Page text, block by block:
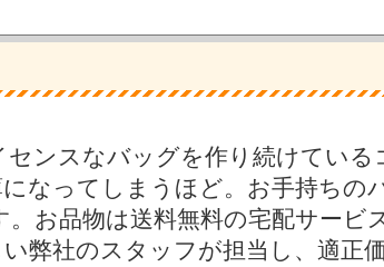
ンスなバッグを作り続けてい
なってしまうほど。お手持ちの
お品物は送料無料の宅配サービ
弊社のスタッフが担当し、適正